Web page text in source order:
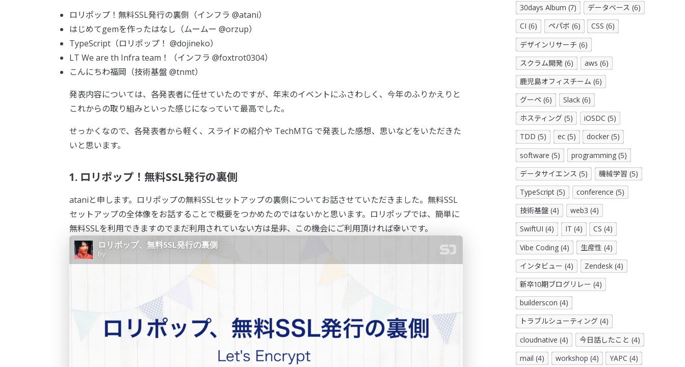
ロリポップ！無料SSL発行の裏側（インフラ @atani）
はじめてgemを作ったはなし（ムームー @orzup）
TypeScript（ロリポップ！ @dojineko）
LT We are th Infra team！（インフラ @foxtrot0304）
こんにちわ福岡（技術基盤 @tnmt）
発表内容については、各発表者に任せていたのですが、年末のイベントにふさわしく、今年のふりかえりと
これからの取り組みといった感じになっていて最高でした。
せっかくなので、各発表者から軽く、スライドの紹介や TechMTG で発表した感想、思いなどをいただきた
いと思います。
1. ロリポップ！無料SSL発行の裏側
ataniと申します。ロリポップの無料SSLセットアップの裏側についてお話させていただきました。無料SSL
セットアップの全体像をお話することで概要をつかめたのではないかと思います。ロリポップでは、簡単に
無料SSLを利用できますのでまだ利用されていない方は是非、この機会にご利用頂ければ幸いです。
30days Album (7)
データベース (6)
CI (6)
ペパボ (6)
CSS (6)
デザインリサーチ (6)
スクラム開発 (6)
aws (6)
鹿児島オフィスチーム (6)
グーペ (6)
Slack (6)
ホスティング (5)
iOSDC (5)
TDD (5)
ec (5)
docker (5)
software (5)
programming (5)
データサイエンス (5)
機械学習 (5)
TypeScript (5)
conference (5)
技術基盤 (4)
web3 (4)
SwiftUI (4)
IT (4)
CS (4)
Vibe Coding (4)
生産性 (4)
インタビュー (4)
Zendesk (4)
新卒10期ブログリレー (4)
builderscon (4)
トラブルシューティング (4)
cloudnative (4)
今日話したこと (4)
mail (4)
workshop (4)
YAPC (4)